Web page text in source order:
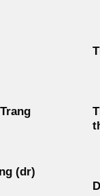
(dr)